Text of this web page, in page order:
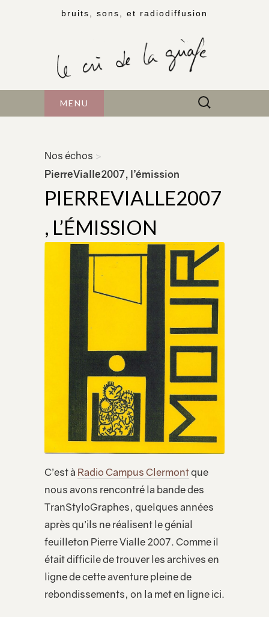
bruits, sons, et radiodiffusion
MENU Rechercher :
Nos échos >
PierreVialle2007, l’émission
PIERREVIALLE2007
, L’ÉMISSION
C’est à Radio Campus Clermontque
nous avons rencontré la bande des
TranStyloGraphes, quelques années
après qu’ils ne réalisent le génial
feuilleton Pierre Vialle 2007. Comme il
était difficile de trouver les archives en
ligne de cette aventure pleine de
rebondissements, on la met en ligne ici.